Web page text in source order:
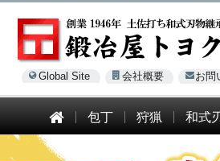
Global Site 会社概要 お問
包丁 狩猟 和式